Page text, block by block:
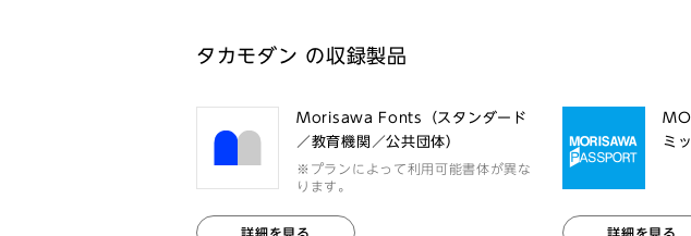
タカモダン の収録製品
Morisawa Fonts（スタンダード
／教育機関／公共団体）
※プランによって利用可能書体が異な
ります。
詳細を見る
ミ
詳細を見る